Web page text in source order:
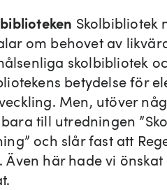
Skolbibliotek
om behovet av
skolbibliotek
betydelse för
Men, utöver
till utredningen
och slår fast att
Även här hade vi